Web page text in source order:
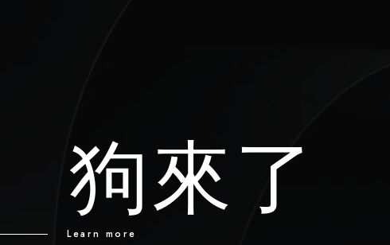
狗來了
Learn more